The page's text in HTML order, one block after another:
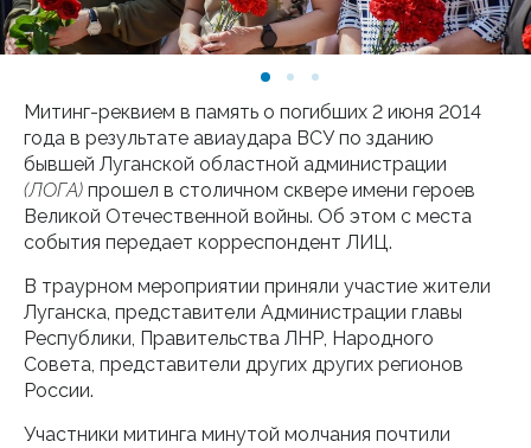
Митинг-реквием в память о погибших 2 июня 2014
года в результате авиаудара ВСУ по зданию
бывшей Луганской областной администрации
(ЛОГА) прошел в столичном сквере имени героев
Великой Отечественной войны. Об этом с места
события передает корреспондент ЛИЦ.
В траурном мероприятии приняли участие жители
Луганска, представители Администрации главы
Республики, Правительства ЛНР, Народного
Совета, представители других других регионов
России.
Участники митинга минутой молчания почтили